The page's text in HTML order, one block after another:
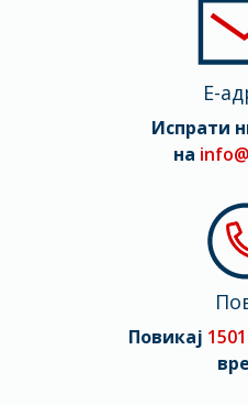
2G, 3G, 4G (LTE), 5G
E-
Испрати
на
Повикај